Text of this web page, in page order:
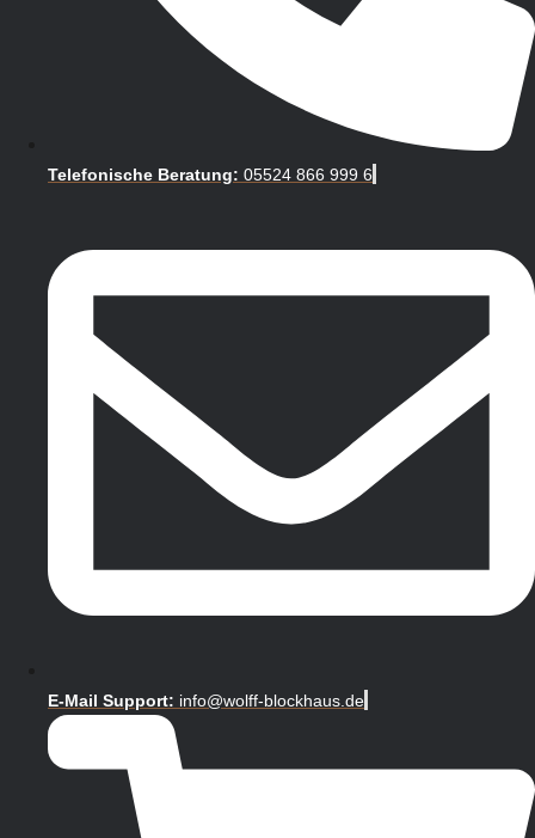
Telefonische Beratung: 05524 866 999 6
E-Mail Support: info@wolff-blockhaus.de